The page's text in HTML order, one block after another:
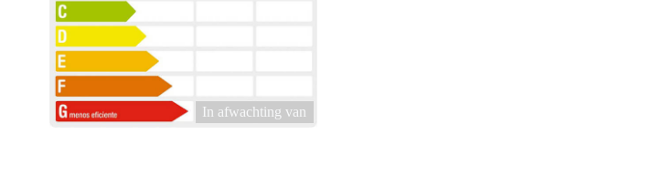
In afwachting van